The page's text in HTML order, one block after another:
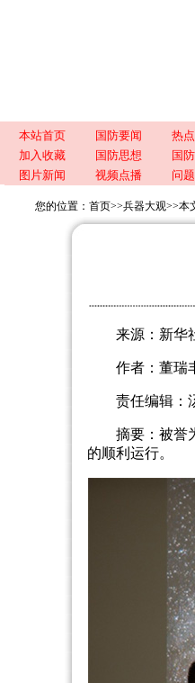
本站首页 国防要闻 热
加入收藏
国防思想 国
图片新闻
视频点播 问
您的位置： 首页>>兵器大观>>本
来源：新华
作者：董瑞
责任编辑：
摘要：被誉
的顺利运行。